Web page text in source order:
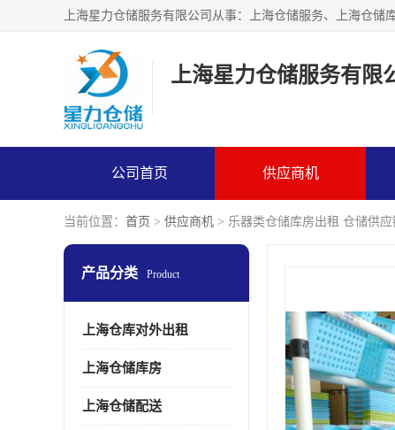
上海星力仓储服务有限
公司首页 供应商机
当前位置： 首页 > 供应商机 > 乐器类仓储库房出租 仓储供
产品分类 Product
上海仓库对外出租
上海仓储库房
上海仓储配送